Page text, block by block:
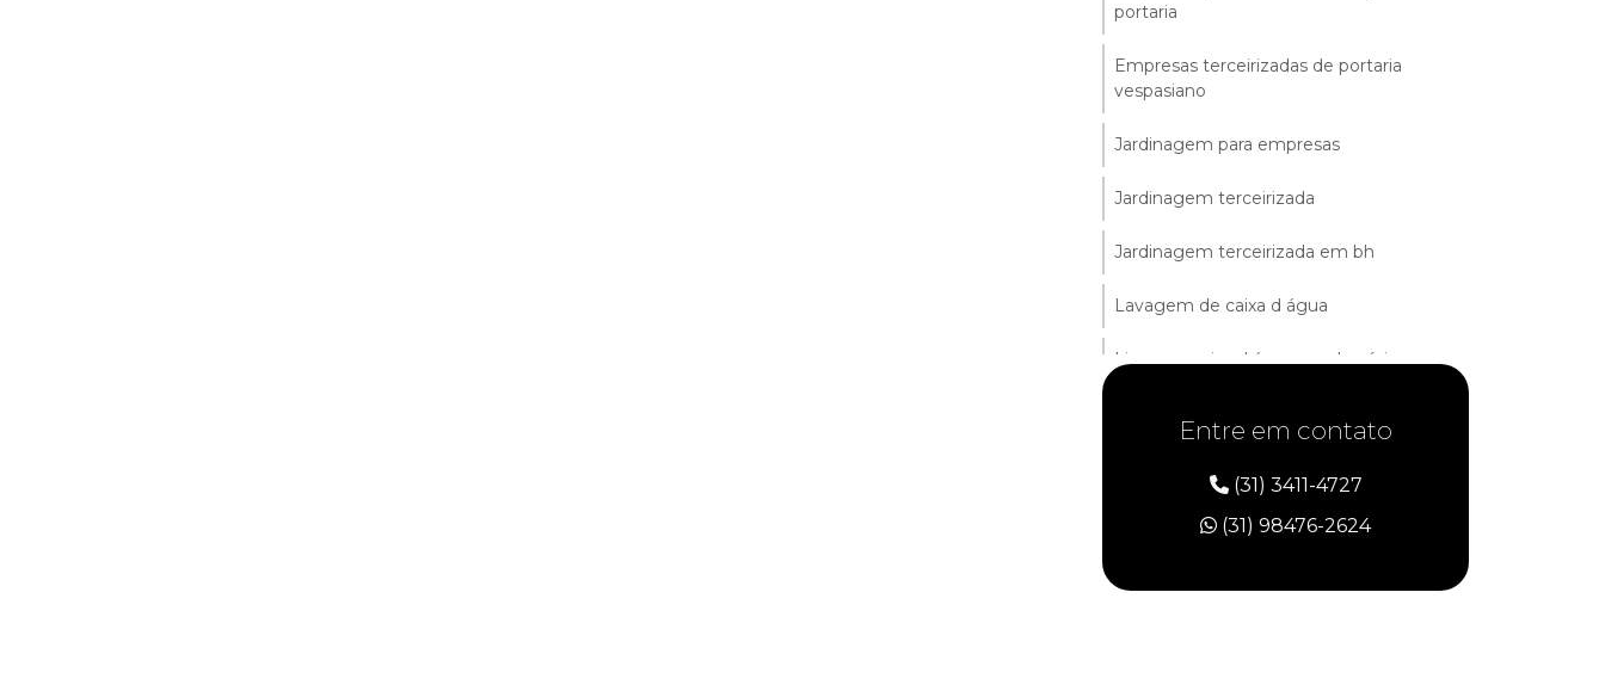
portaria
Empresas terceirizadas de portaria
vespasiano
Jardinagem para empresas
Jardinagem terceirizada
Jardinagem terceirizada em bh
Lavagem de caixa d água
Limpeza caixa d água condomínio
Limpeza de ambientes comerciais
Entre em contato
(31) 3411-4727
(31) 98476-2624